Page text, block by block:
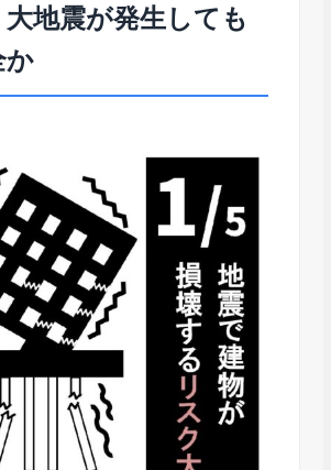
大地震が発生しても
か